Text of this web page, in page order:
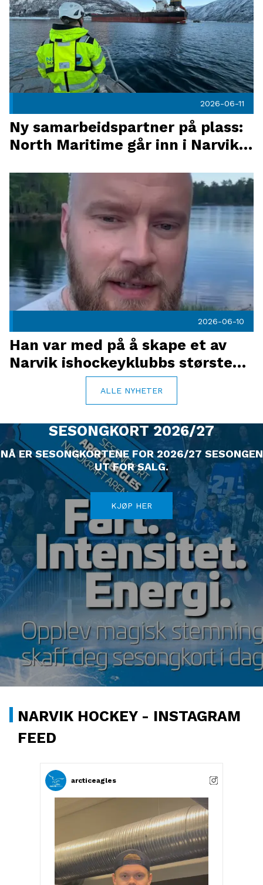
2026-06-11
Ny samarbeidspartner på plass:
North Maritime går inn i Narvik
Han var med på å skape et av Narvik ishockeyklubbs
2026-06-10
Han var med på å skape et av
Narvik ishockeyklubbs største
øyeblikk. Nå er han tilbake: Niko
Eronen er ansatt som ny
ALLE NYHETER
SESONGKORT 2026/27
NÅ ER SESONGKORTENE FOR 2026/27 SESONGEN
UT FOR SALG.
KJØP HER
NARVIK HOCKEY - INSTAGRAM
FEED
arcticeagles